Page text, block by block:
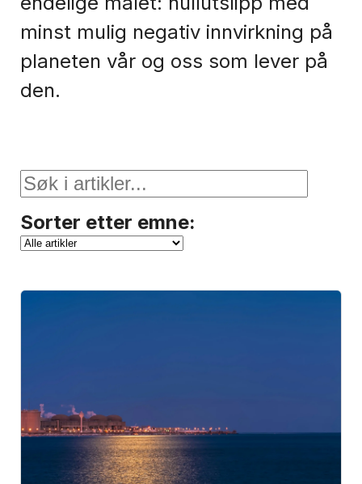
minst mulig negativ innvirkning på
planeten vår og oss som lever på
den.
Sorter etter emne: